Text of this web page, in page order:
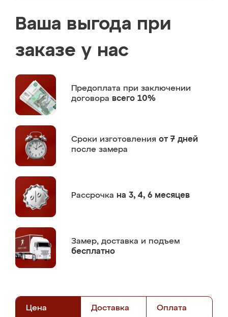
Ваша выгода при
заказе у нас
Предоплата при заключении
договора всего 10%
Сроки изготовления от 7 дней
после замера
Рассрочка на 3, 4, 6 месяцев
Замер, доставка и подъем
бесплатно
Цена Доставка Оплата